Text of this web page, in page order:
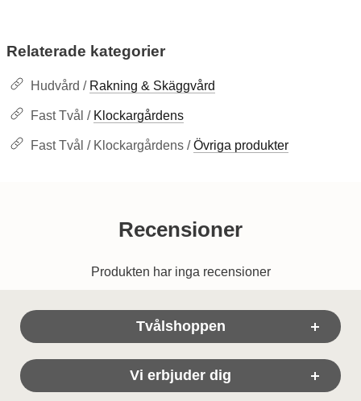
Relaterade kategorier
Hudvård / Rakning & Skäggvård
Fast Tvål / Klockargårdens
Fast Tvål / Klockargårdens /Övriga produkter
Recensioner
Produkten har inga recensioner
Sidfot Blandad info och länkar
Tvålshoppen
Vi erbjuder dig